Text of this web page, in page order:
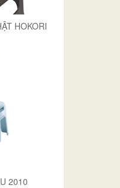
HOKORI
2010